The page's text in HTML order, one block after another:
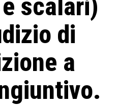
scalari)
di
a